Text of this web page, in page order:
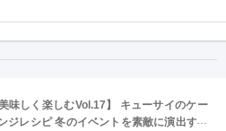
味しく楽しむVol.17】 キューサイのケー
ジレシピ 冬のイベントを素敵に演出する